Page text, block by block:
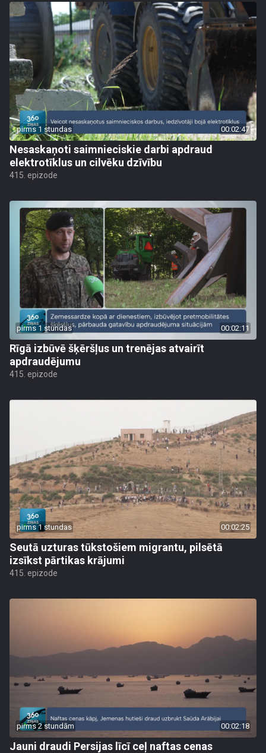
pirms 1 stundas 00:02:47
Nesaskaņoti saimnieciskie darbi apdraud
elektrotīklus un cilvēku dzīvību
415. epizode
pirms 1 stundas 00:02:11
Rīgā izbūvē šķēršļus un trenējas atvairīt
apdraudējumu
415. epizode
pirms 1 stundas 00:02:25
Seutā uzturas tūkstošiem migrantu, pilsētā
izsīkst pārtikas krājumi
415. epizode
pirms 2 stundām 00:02:18
Jauni draudi Persijas līcī ceļ naftas cenas